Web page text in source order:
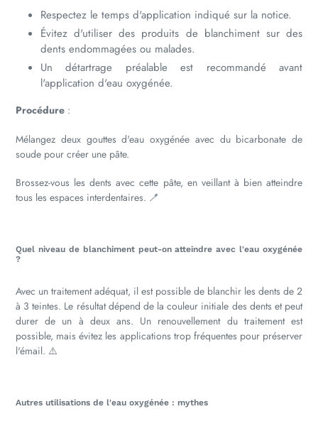
Respectez le temps d'application indiqué sur la notice.
Évitez d'utiliser des produits de blanchiment sur des
dents endommagées ou malades.
Un détartrage préalable est recommandé avant
l'application d'eau oxygénée.
Procédure :
Mélangez deux gouttes d'eau oxygénée avec du bicarbonate de
soude pour créer une pâte.
Brossez-vous les dents avec cette pâte, en veillant à bien atteindre
tous les espaces interdentaires. 🪥
Quel niveau de blanchiment peut-on atteindre avec l'eau oxygénée
?
Avec un traitement adéquat, il est possible de blanchir les dents de 2
à 3 teintes. Le résultat dépend de la couleur initiale des dents et peut
durer de un à deux ans. Un renouvellement du traitement est
possible, mais évitez les applications trop fréquentes pour préserver
l'émail. ⚠️
Autres utilisations de l'eau oxygénée : mythes